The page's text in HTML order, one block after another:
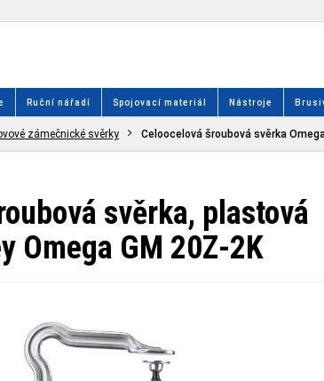
Ruční nářadí Spojovací materiál Nástroje
zámečnické svěrky Celoocelová šroubová svěrka
svěrka, plastová
Omega GM 20Z-2K